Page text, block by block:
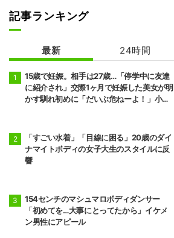
記事ランキング
最新 24時間
15歳で妊娠。相手は27歳…「停学中に友達
に紹介され」交際1ヶ月で妊娠した美女が明
かす馴れ初めに「だいぶ危ねーよ！」小森
「すごい水着」「目線に困る」20歳のダイ
ナマイトボディの女子大生のスタイルに反
響
154センチのマシュマロボディダンサー
「初めてを…大事にとってたから」イケメ
ン男性にアピール